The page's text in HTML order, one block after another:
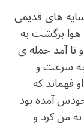
های قدیمی
هوا برگشت به
تا آمد جمله ی
چه سرعت و
فهماند که
خودش آمده بود
من کرد و